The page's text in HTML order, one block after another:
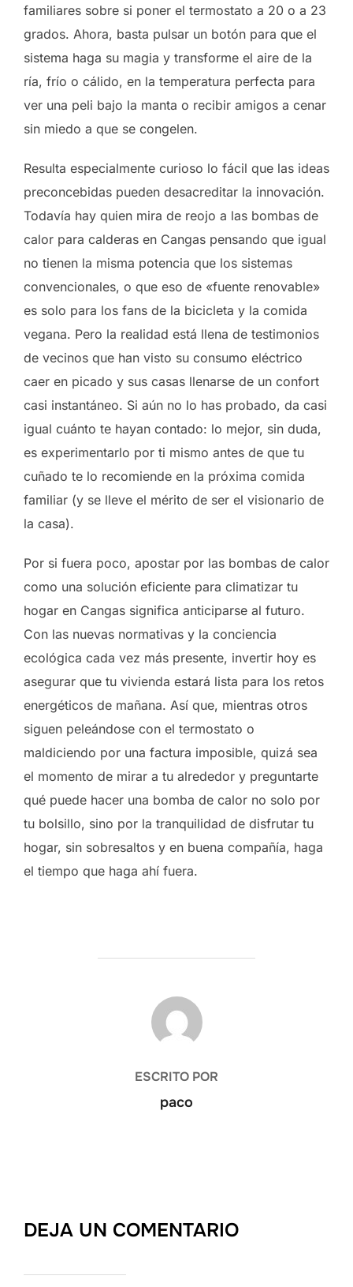
familiares sobre si poner el termostato a 20 o a 23
grados. Ahora, basta pulsar un botón para que el
sistema haga su magia y transforme el aire de la
ría, frío o cálido, en la temperatura perfecta para
ver una peli bajo la manta o recibir amigos a cenar
sin miedo a que se congelen.
Resulta especialmente curioso lo fácil que las ideas
preconcebidas pueden desacreditar la innovación.
Todavía hay quien mira de reojo a las bombas de
calor para calderas en Cangas pensando que igual
no tienen la misma potencia que los sistemas
convencionales, o que eso de «fuente renovable»
es solo para los fans de la bicicleta y la comida
vegana. Pero la realidad está llena de testimonios
de vecinos que han visto su consumo eléctrico
caer en picado y sus casas llenarse de un confort
casi instantáneo. Si aún no lo has probado, da casi
igual cuánto te hayan contado: lo mejor, sin duda,
es experimentarlo por ti mismo antes de que tu
cuñado te lo recomiende en la próxima comida
familiar (y se lleve el mérito de ser el visionario de
la casa).
Por si fuera poco, apostar por las bombas de calor
como una solución eficiente para climatizar tu
hogar en Cangas significa anticiparse al futuro.
Con las nuevas normativas y la conciencia
ecológica cada vez más presente, invertir hoy es
asegurar que tu vivienda estará lista para los retos
energéticos de mañana. Así que, mientras otros
siguen peleándose con el termostato o
maldiciendo por una factura imposible, quizá sea
el momento de mirar a tu alrededor y preguntarte
qué puede hacer una bomba de calor no solo por
tu bolsillo, sino por la tranquilidad de disfrutar tu
hogar, sin sobresaltos y en buena compañía, haga
el tiempo que haga ahí fuera.
AUTOR DE LA ENTRADA
ESCRITO POR
paco
DEJA UN COMENTARIO